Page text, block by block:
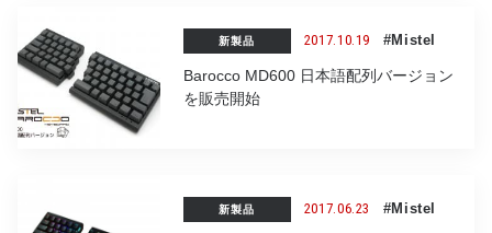
新製品 2017.10.19 #Mistel
Barocco MD600 日本語配列バージョン
を販売開始
新製品 2017.06.23 #Mistel